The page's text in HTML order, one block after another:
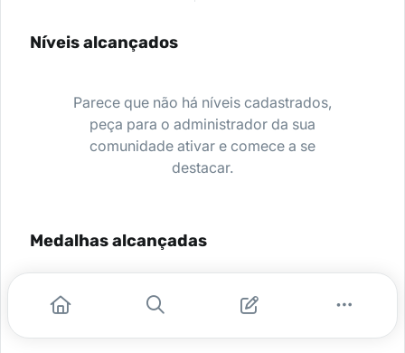
Níveis alcançados
Parece que não há níveis cadastrados,
peça para o administrador da sua
comunidade ativar e comece a se
destacar.
Medalhas alcançadas
Nenhuma medalha encontrada